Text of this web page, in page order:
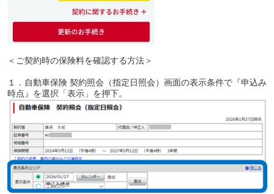
＜ご契約時の保険料を確認する方法＞
１．自動車保険 契約照会（指定日照会）画面の表示条件で『申込み
時点』を選択「表示」を押下。